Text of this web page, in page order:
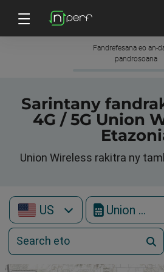
Fandrefesana eo an-
pandrosoana
Sarintany
4G / 5G Union
Union Wireless rakitra ny
US Union Wireless